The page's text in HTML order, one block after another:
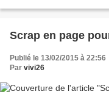
Scrap en page
Publié le 13/02/2015 à 22:56
Par vivi26